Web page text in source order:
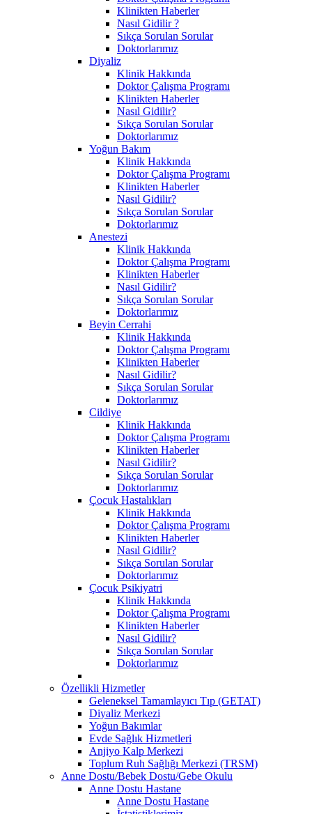
Klinikten Haberler
Nasıl Gidilir ?
Sıkça Sorulan Sorular
Doktorlarımız
Diyaliz
Klinik Hakkında
Doktor Çalışma Programı
Klinikten Haberler
Nasıl Gidilir?
Sıkça Sorulan Sorular
Doktorlarımız
Yoğun Bakım
Klinik Hakkında
Doktor Çalışma Programı
Klinikten Haberler
Nasıl Gidilir?
Sıkça Sorulan Sorular
Doktorlarımız
Anestezi
Klinik Hakkında
Doktor Çalışma Programı
Klinikten Haberler
Nasıl Gidilir?
Sıkça Sorulan Sorular
Doktorlarımız
Beyin Cerrahi
Klinik Hakkında
Doktor Çalışma Programı
Klinikten Haberler
Nasıl Gidilir?
Sıkça Sorulan Sorular
Doktorlarımız
Cildiye
Klinik Hakkında
Doktor Çalışma Programı
Klinikten Haberler
Nasıl Gidilir?
Sıkça Sorulan Sorular
Doktorlarımız
Çocuk Hastalıkları
Klinik Hakkında
Doktor Çalışma Programı
Klinikten Haberler
Nasıl Gidilir?
Sıkça Sorulan Sorular
Doktorlarımız
Çocuk Psikiyatri
Klinik Hakkında
Doktor Çalışma Programı
Klinikten Haberler
Nasıl Gidilir?
Sıkça Sorulan Sorular
Doktorlarımız
Özellikli Hizmetler
Geleneksel Tamamlayıcı Tıp (GETAT)
Diyaliz Merkezi
Yoğun Bakımlar
Evde Sağlık Hizmetleri
Anjiyo Kalp Merkezi
Toplum Ruh Sağlığı Merkezi (TRSM)
Anne Dostu/Bebek Dostu/Gebe Okulu
Anne Dostu Hastane
Anne Dostu Hastane